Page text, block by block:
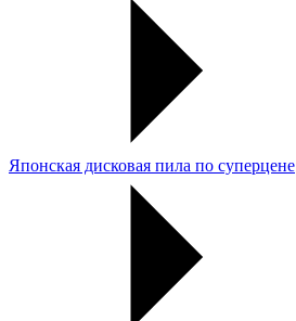
Японская дисковая пила по суперцене